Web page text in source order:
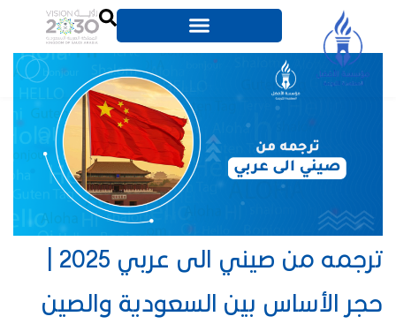
حجر الأساس بين السعودية والصين